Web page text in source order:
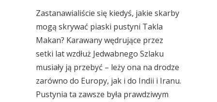
Zastanawialiście się kiedyś, jakie skarby
mogą skrywać piaski pustyni Takla
Makan? Karawany wędrujące przez
setki lat wzdłuż Jedwabnego Szlaku
musiały ją przebyć – leży ona na drodze
zarówno do Europy, jak i do Indii i Iranu.
Pustynia ta zawsze była prawdziwym